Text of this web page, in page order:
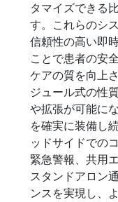
タマイズできる
す。これらのシ
信頼性の高い即
ことで患者の安
ケアの質を向上
ジュール式の性
や拡張が可能に
を確実に装備し
ッドサイドでの
緊急警報、共用
スタンドアロン
ンスを実現し、